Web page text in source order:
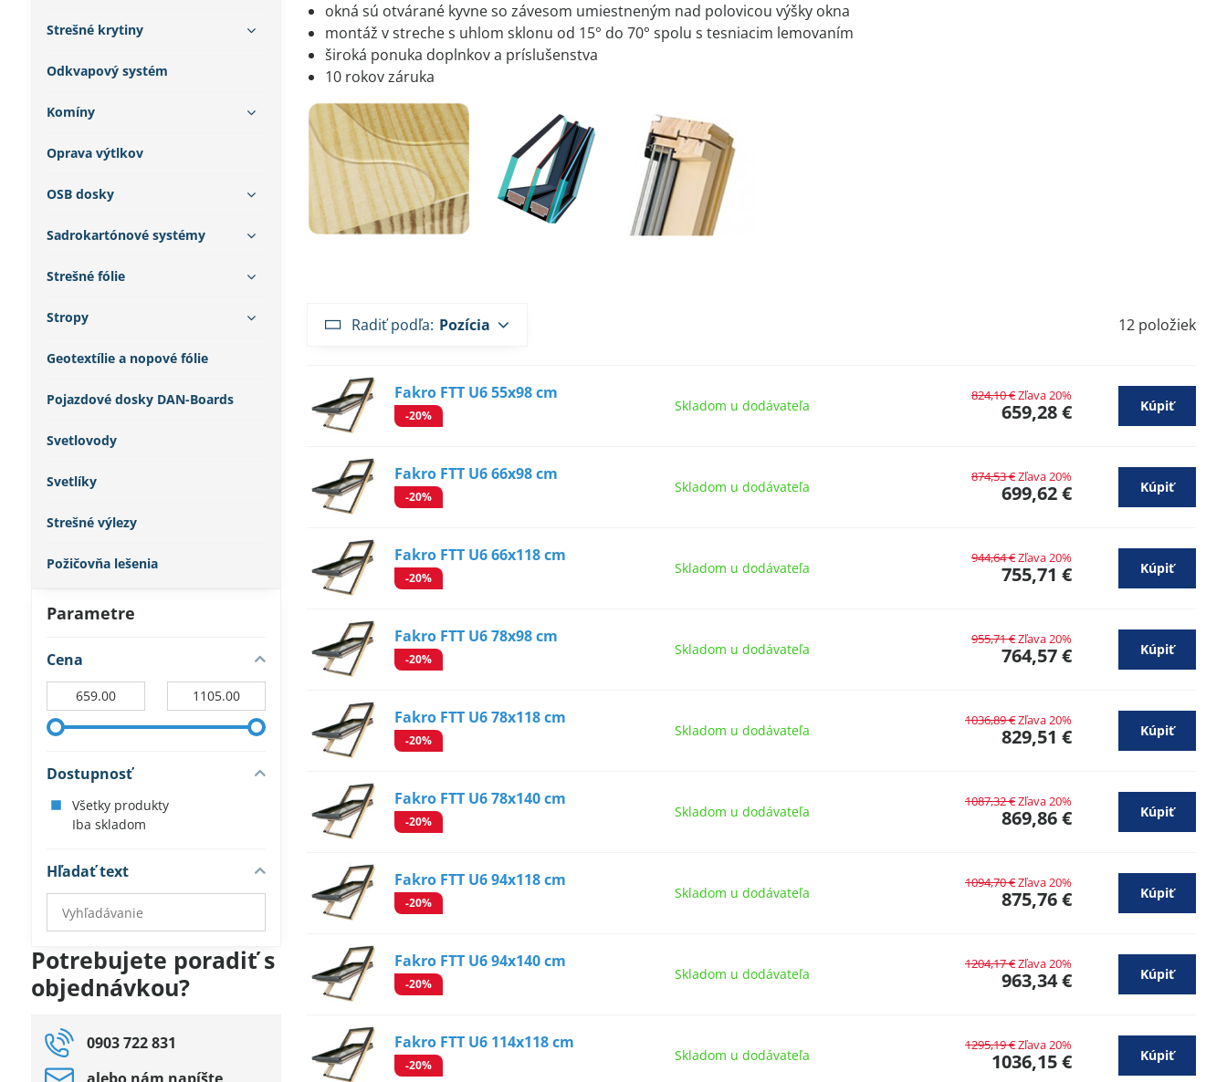
okná sú otvárané kyvne so závesom umiestneným nad polovicou výšky okna
montáž v streche s uhlom sklonu od 15° do 70° spolu s tesniacim lemovaním
široká ponuka doplnkov a príslušenstva
10 rokov záruka
Radiť podľa: Pozícia 12 položiek
Fakro FTT U6 55x98 cm
-20%
Skladom u dodávateľa 659,28 €
824,10 €Zľava 20%
Kúpiť
Fakro FTT U6 66x98 cm
-20%
Skladom u dodávateľa 699,62 €
874,53 €Zľava 20%
Kúpiť
Fakro FTT U6 66x118 cm
-20%
Skladom u dodávateľa 755,71 €
944,64 €Zľava 20%
Kúpiť
Fakro FTT U6 78x98 cm
-20%
Skladom u dodávateľa 764,57 €
955,71 €Zľava 20%
Kúpiť
Fakro FTT U6 78x118 cm
-20%
Skladom u dodávateľa 829,51 €
1036,89 €Zľava 20%
Kúpiť
Fakro FTT U6 78x140 cm
-20%
Skladom u dodávateľa 869,86 €
1087,32 €Zľava 20%
Kúpiť
Fakro FTT U6 94x118 cm
-20%
Skladom u dodávateľa 875,76 €
1094,70 €Zľava 20%
Kúpiť
Fakro FTT U6 94x140 cm
-20%
Skladom u dodávateľa 963,34 €
1204,17 €Zľava 20%
Kúpiť
Fakro FTT U6 114x118 cm
-20%
Skladom u dodávateľa 1036,15 €
1295,19 €Zľava 20%
Kúpiť
Parametre
Cena
Dostupnosť
Všetky produkty
Iba skladom
Hľadať text
Prehľadať
výsledky
fulltextom
Potrebujete poradiť s
objednávkou?
0903 722 831
Strešné krytiny
Odkvapový systém
Komíny
Oprava výtlkov
OSB dosky
Sadrokartónové systémy
Strešné fólie
Stropy
Geotextílie a nopové fólie
Pojazdové dosky DAN-Boards
Svetlovody
Svetlíky
Strešné výlezy
Požičovňa lešenia